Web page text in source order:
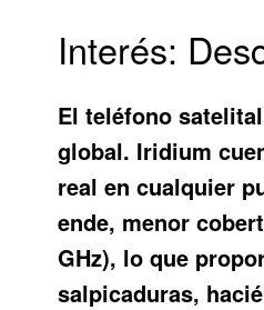
Interés:
Elteléfono
global. Iridium
real en cualquier
ende, menor
GHz), lo que
salpicaduras,